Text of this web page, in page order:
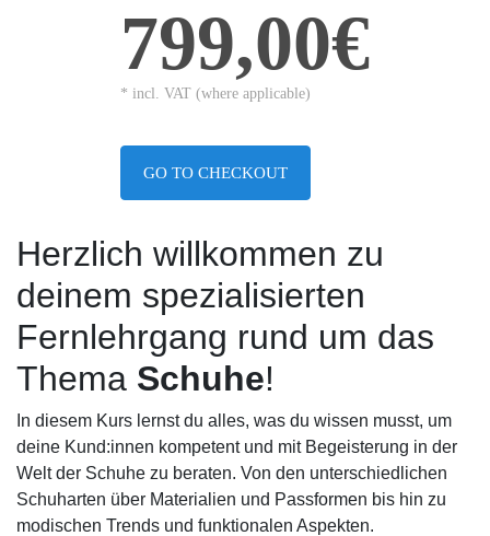
799,00€
* incl. VAT (where applicable)
GO TO CHECKOUT
Herzlich willkommen zu
deinem spezialisierten
Fernlehrgang rund um das
Thema Schuhe!
In diesem Kurs lernst du alles, was du wissen musst, um
deine Kund:innen kompetent und mit Begeisterung in der
Welt der Schuhe zu beraten. Von den unterschiedlichen
Schuharten über Materialien und Passformen bis hin zu
modischen Trends und funktionalen Aspekten.